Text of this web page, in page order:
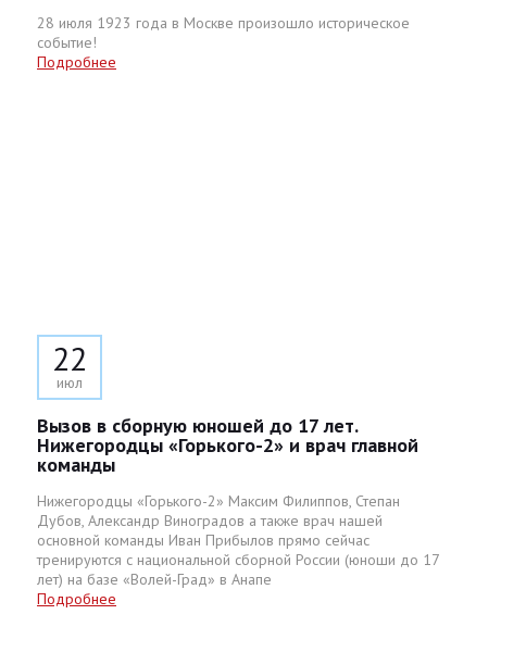
28 июля 1923 года в Москве произошло историческое
событие!
Подробнее
22
июл
Вызов в сборную юношей до 17 лет.
Нижегородцы «Горького-2» и врач главной
команды
Нижегородцы «Горького-2» Максим Филиппов, Степан
Дубов, Александр Виноградов а также врач нашей
основной команды Иван Прибылов прямо сейчас
тренируются с национальной сборной России (юноши до 17
лет) на базе «Волей-Град» в Анапе
Подробнее